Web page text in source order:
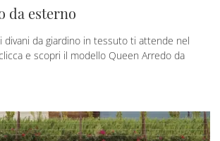
da esterno
divani da giardino in tessuto ti attende nel
e scopri il modello Queen Arredo da